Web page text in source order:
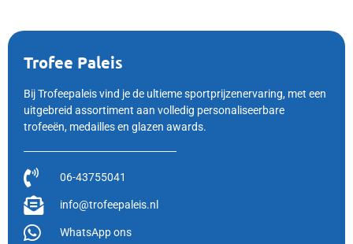
Trofee Paleis
Bij Trofeepaleis vind je de ultieme sportprijzenervaring, met een
uitgebreid assortiment aan volledig personaliseerbare
trofeeën, medailles en glazen awards.
06-43755041
info@trofeepaleis.nl
WhatsApp ons